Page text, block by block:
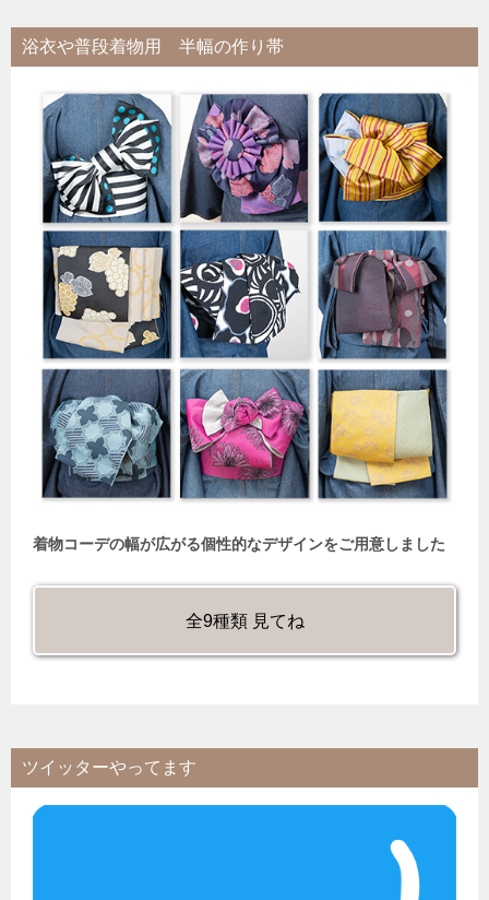
浴衣や普段着物用 半幅の作り帯
着物コーデの幅が広がる個性的なデザインをご用意しました
全9種類 見てね
ツイッターやってます